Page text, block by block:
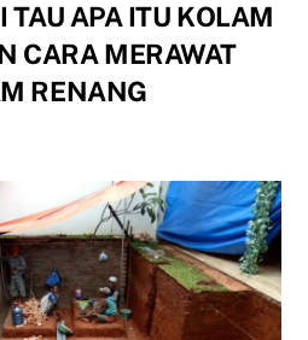
TAU APA ITU KOLAM
CARA MERAWAT
RENANG